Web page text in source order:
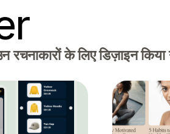
रचनाकारों के लिए डिज़ाइन